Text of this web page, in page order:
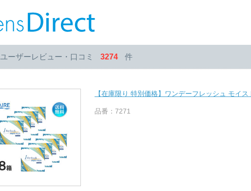
ユーザーレビュー・口コミ 3274 件
【在庫限り 特別価格】ワンデーフレッシュ モイ
品番：7271